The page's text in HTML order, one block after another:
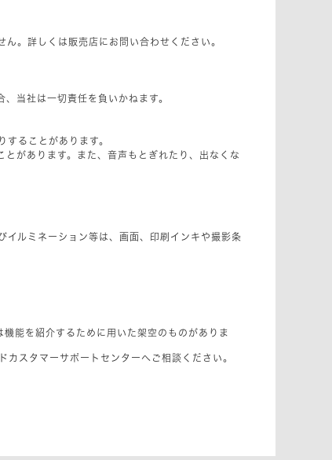
。詳しくは販売店にお問い合わせください。
当社は一切責任を負いかねます。
ることがあります。
があります。また、音声もとぎれたり、出なくな
ルミネーション等は、画面、印刷インキや撮影条
能を紹介するために用いた架空のものがありま
スタマーサポートセンターへご相談ください。